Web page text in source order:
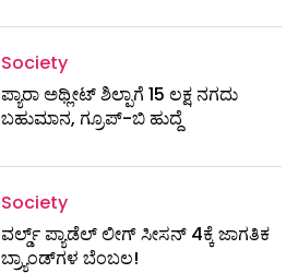
Society
ಪ್ಯಾರಾ ಅಥ್ಲೀಟ್ ಶಿಲ್ಪಾಗೆ 15 ಲಕ್ಷ ನಗದು
ಬಹುಮಾನ, ಗ್ರೂಪ್-ಬಿ ಹುದ್ದೆ
Society
ವರ್ಲ್ಡ್ ಪ್ಯಾಡೆಲ್ ಲೀಗ್ ಸೀಸನ್ 4ಕ್ಕೆ ಜಾಗತಿಕ
ಬ್ರ್ಯಾಂಡ್‌ಗಳ ಬೆಂಬಲ!